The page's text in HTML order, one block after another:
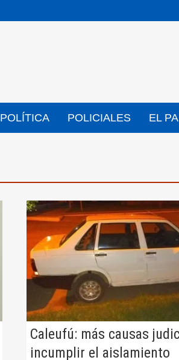
POLÍTICA POLICIALES EL
Caleufú: más causas
incumplir el aislamiento